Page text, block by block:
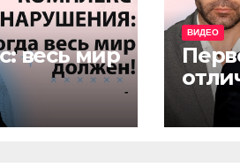
весь мир
ВИДЕО